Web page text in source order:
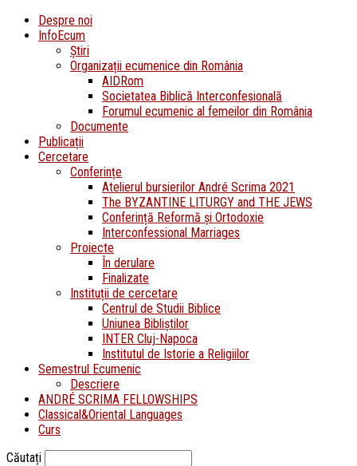
Despre noi
InfoEcum
Știri
Organizații ecumenice din România
AIDRom
Societatea Biblică Interconfesională
Forumul ecumenic al femeilor din România
Documente
Publicații
Cercetare
Conferințe
Atelierul bursierilor André Scrima 2021
The BYZANTINE LITURGY and THE JEWS
Conferință Reformă și Ortodoxie
Interconfessional Marriages
Proiecte
În derulare
Finalizate
Instituții de cercetare
Centrul de Studii Biblice
Uniunea Bibliștilor
INTER Cluj-Napoca
Institutul de Istorie a Religiilor
Semestrul Ecumenic
Descriere
ANDRÉ SCRIMA FELLOWSHIPS
Classical&Oriental Languages
Curs
Căutați